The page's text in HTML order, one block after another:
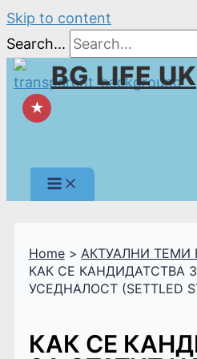
Skip to content
Search...
BG LIFE UK
★
Home
АКТУАЛНИ ТЕМИ
КАК СЕ КАНДИДАТСТВА
УСЕДНАЛОСТ (SETTLED
КАК СЕ